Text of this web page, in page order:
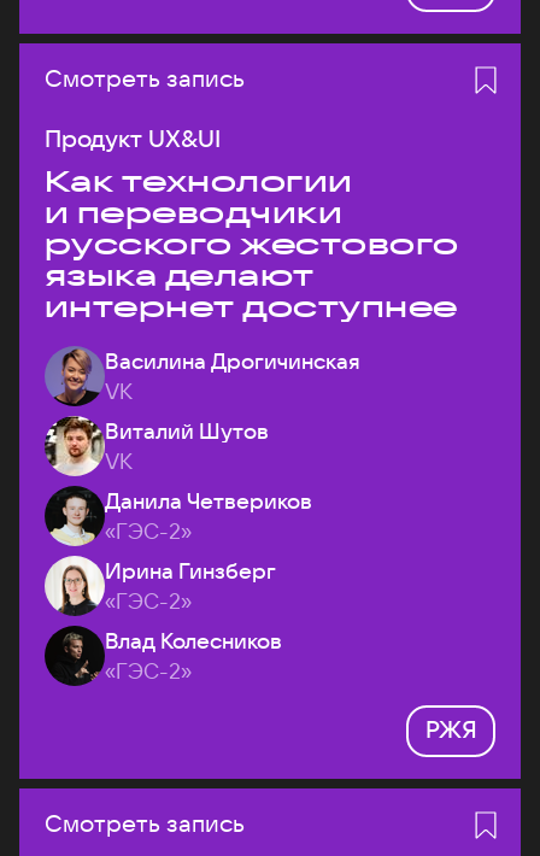
Смотреть запись
Продукт UX&UI
Как технологии
и переводчики
русского жестового
языка делают
интернет доступнее
Василина Дрогичинская
VK
Виталий Шутов
VK
Данила Четвериков
«ГЭС-2»
Ирина Гинзберг
«ГЭС-2»
Влад Колесников
«ГЭС-2»
РЖЯ
Смотреть запись